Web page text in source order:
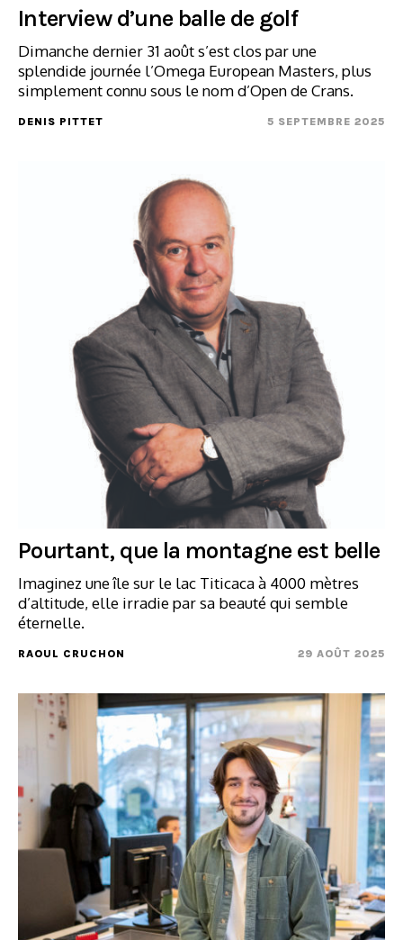
Interview d’une balle de golf
Dimanche dernier 31 août s’est clos par une
splendide journée l’Omega European Masters, plus
simplement connu sous le nom d’Open de Crans.
DENIS PITTET 5 SEPTEMBRE 2025
Pourtant, que la montagne est belle
Imaginez une île sur le lac Titicaca à 4000 mètres
d’altitude, elle irradie par sa beauté qui semble
éternelle.
RAOUL CRUCHON 29 AOÛT 2025